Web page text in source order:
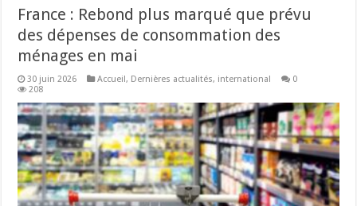
France : Rebond plus marqué que prévu
des dépenses de consommation des
ménages en mai
30 juin 2026 Accueil, Dernières actualités, international
0
208